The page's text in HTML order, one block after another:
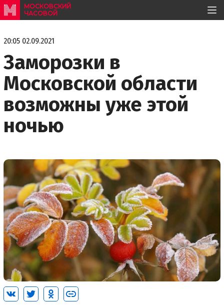
МОСКОВСКИЙ
ЧАСОВОЙ
20:05 02.09.2021
Заморозки в
Московской области
возможны уже этой
ночью